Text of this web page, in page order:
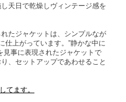
天日で乾燥しヴィンテージ感を
たジャケットは、シンプルなが
仕上がっています。”静かな中に
見事に表現されたジャケットで
、セットアップであわせること
てます。